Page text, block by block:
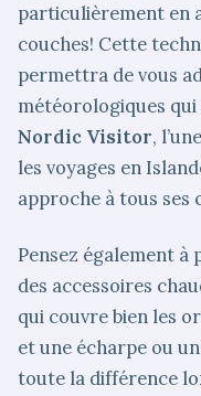
particulièrement en
couches! Cette
permettra de vous
météorologiques
Nordic Visitor,
les voyages en
approche à tous ses
Pensez également
des accessoires
qui couvre bien les
et une écharpe ou
toute la différence